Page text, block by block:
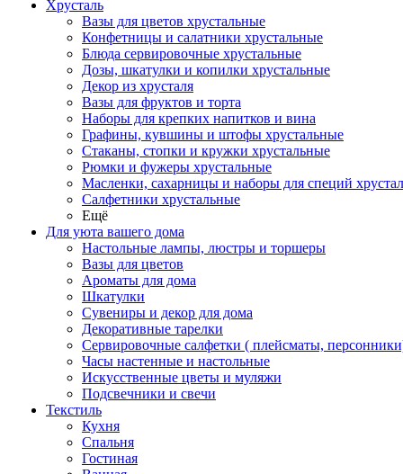
Хрусталь
Вазы для цветов хрустальные
Конфетницы и салатники хрустальные
Блюда сервировочные хрустальные
Дозы, шкатулки и копилки хрустальные
Декор из хрусталя
Вазы для фруктов и торта
Наборы для крепких напитков и вина
Графины, кувшины и штофы хрустальные
Стаканы, стопки и кружки хрустальные
Рюмки и фужеры хрустальные
Масленки, сахарницы и наборы для специй
Салфетники хрустальные
Ещё
Для уюта вашего дома
Настольные лампы, люстры и торшеры
Вазы для цветов
Ароматы для дома
Шкатулки
Сувениры и декор для дома
Декоративные тарелки
Сервировочные салфетки ( плейсматы,
Часы настенные и настольные
Искусственные цветы и муляжи
Подсвечники и свечи
Текстиль
Кухня
Спальня
Гостиная